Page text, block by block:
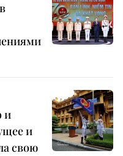
и
и
свою